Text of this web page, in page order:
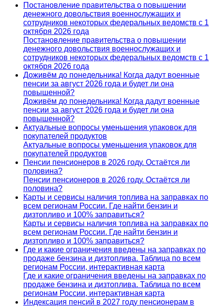
Постановление правительства о повышении
денежного довольствия военнослужащих и
сотрудников некоторых федеральных ведомств с 1
октября 2026 года
Постановление правительства о повышении
денежного довольствия военнослужащих и
сотрудников некоторых федеральных ведомств с 1
октября 2026 года
Доживём до понедельника! Когда дадут военные
пенсии за август 2026 года и будет ли она
повышенной?
Доживём до понедельника! Когда дадут военные
пенсии за август 2026 года и будет ли она
повышенной?
Актуальные вопросы уменьшения упаковок для
покупателей продуктов
Актуальные вопросы уменьшения упаковок для
покупателей продуктов
Пенсии пенсионеров в 2026 году. Остаётся ли
половина?
Пенсии пенсионеров в 2026 году. Остаётся ли
половина?
Карты и сервисы наличия топлива на заправках по
всем регионам России. Где найти бензин и
дизтопливо и 100% заправиться?
Карты и сервисы наличия топлива на заправках по
всем регионам России. Где найти бензин и
дизтопливо и 100% заправиться?
Где и какие ограничения введены на заправках по
продаже бензина и дизтоплива. Таблица по всем
регионам России, интерактивная карта
Где и какие ограничения введены на заправках по
продаже бензина и дизтоплива. Таблица по всем
регионам России, интерактивная карта
Индексация пенсий в 2027 году пенсионерам в